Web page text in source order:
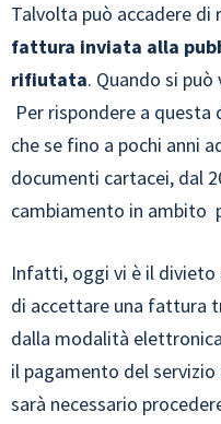
Talvolta può accadere di
fattura inviata alla
rifiutata. Quando si
Per rispondere a questa
che se fino a pochi anni
documenti cartacei, dal
cambiamento in ambito
Infatti, oggi vi è il
di accettare una fattura
dalla modalità
il pagamento del
sarà necessario